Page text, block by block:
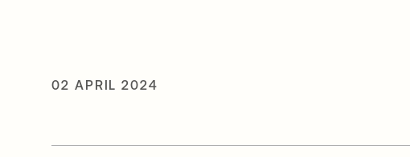
02 APRIL 2024